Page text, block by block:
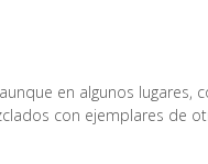
en algunos
con ejemplares de